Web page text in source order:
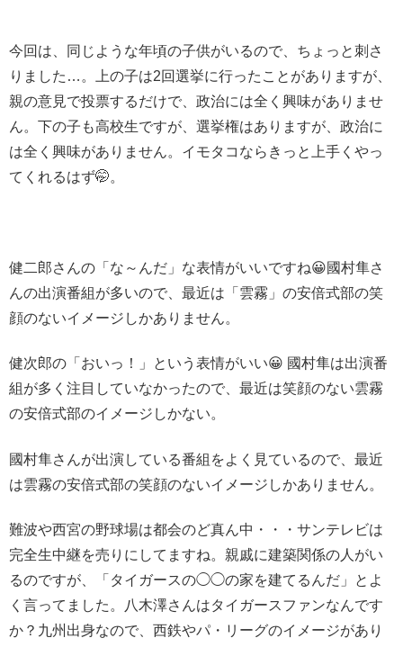
今回は、同じような年頃の子供がいるので、ちょっと刺さ
りました…。上の子は2回選挙に行ったことがありますが、
親の意見で投票するだけで、政治には全く興味がありませ
ん。下の子も高校生ですが、選挙権はありますが、政治に
は全く興味がありません。イモタコならきっと上手くやっ
てくれるはず🤭。
健二郎さんの「な～んだ」な表情がいいですね😀國村隼さ
んの出演番組が多いので、最近は「雲霧」の安倍式部の笑
顔のないイメージしかありません。
健次郎の「おいっ！」という表情がいい😀 國村隼は出演番
組が多く注目していなかったので、最近は笑顔のない雲霧
の安倍式部のイメージしかない。
國村隼さんが出演している番組をよく見ているので、最近
は雲霧の安倍式部の笑顔のないイメージしかありません。
難波や西宮の野球場は都会のど真ん中・・・サンテレビは
完全生中継を売りにしてますね。親戚に建築関係の人がい
るのですが、「タイガースの◯◯の家を建てるんだ」とよ
く言ってました。八木澤さんはタイガースファンなんです
か？九州出身なので、西鉄やパ・リーグのイメージがあり